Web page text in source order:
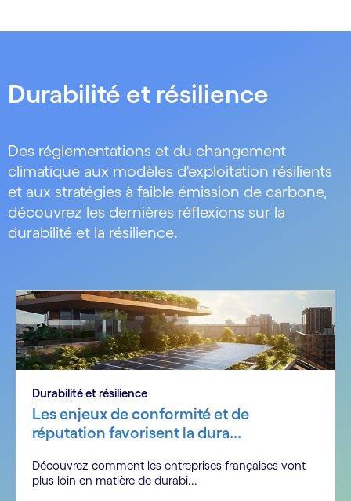
Durabilité et résilience
Des réglementations et du changement
climatique aux modèles d'exploitation résilients
et aux stratégies à faible émission de carbone,
découvrez les dernières réflexions sur la
durabilité et la résilience.
Durabilité et résilience
Les enjeux de conformité et de
réputation favorisent la dura...
Découvrez comment les entreprises françaises vont
plus loin en matière de durabi...